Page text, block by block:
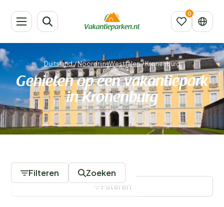
Duitsland/Noordrijn-Westfalen/Kronenburg
Genieten op een vakantiepark
in Kronenburg
Filteren Zoeken
Filteren